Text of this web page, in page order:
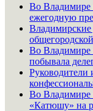
Во
ежегодную
Владимирские
Во Владимире
побывала
Руководители
Во Владимире
«Катюшу» на